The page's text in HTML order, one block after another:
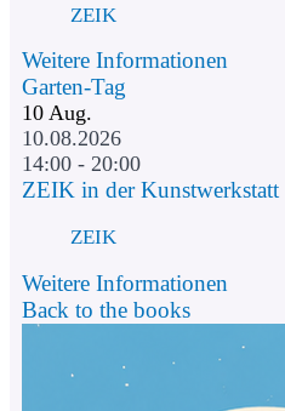
ZEIK
Weitere Informationen
Garten-Tag
10 Aug.
10.08.2026
14:00 - 20:00
ZEIK in der Kunstwerkstatt
ZEIK
Weitere Informationen
Back to the books